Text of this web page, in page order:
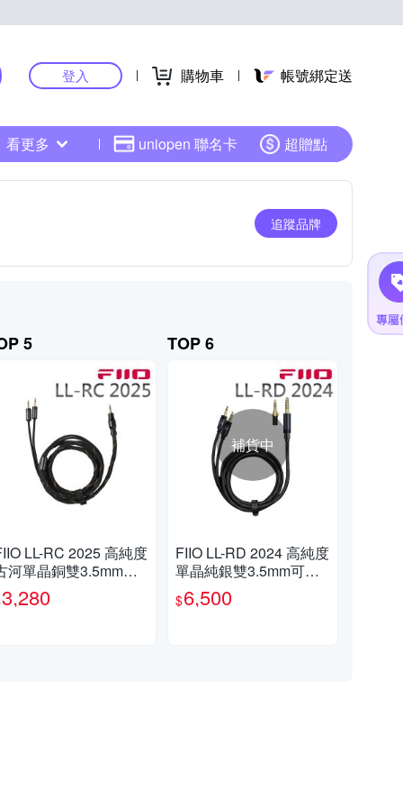
登入 購物車 帳號綁定送
看更多 uniopen 聯名卡 超贈點
追蹤品牌
5
LL-RC 2025 高純度
河單晶銅雙3.5mm耳
升級線(1.5M)
3,280
TOP 6
補貨中
FIIO LL-RD 2024 高純度
單晶純銀雙3.5mm可換
插頭耳機升級線(1.5M)
$6,500